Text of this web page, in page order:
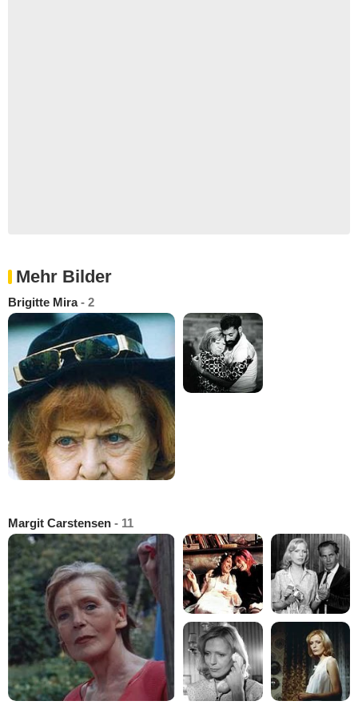
Mehr Bilder
Brigitte Mira- 2
Margit Carstensen - 11